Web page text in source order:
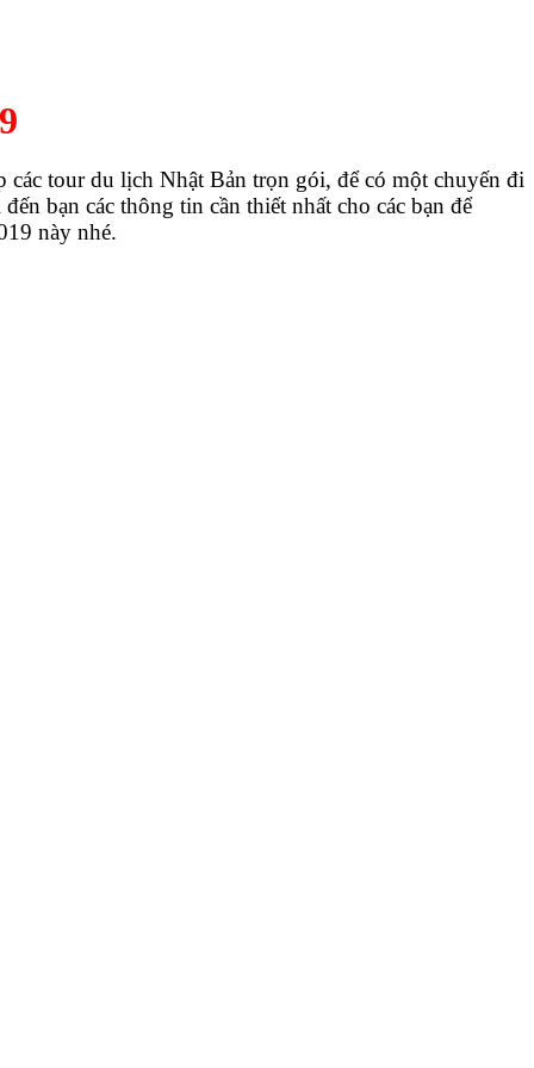
tour du lịch Nhật Bản trọn gói, để có một chuyến đi
bạn các thông tin cần thiết nhất cho các bạn để
này nhé.